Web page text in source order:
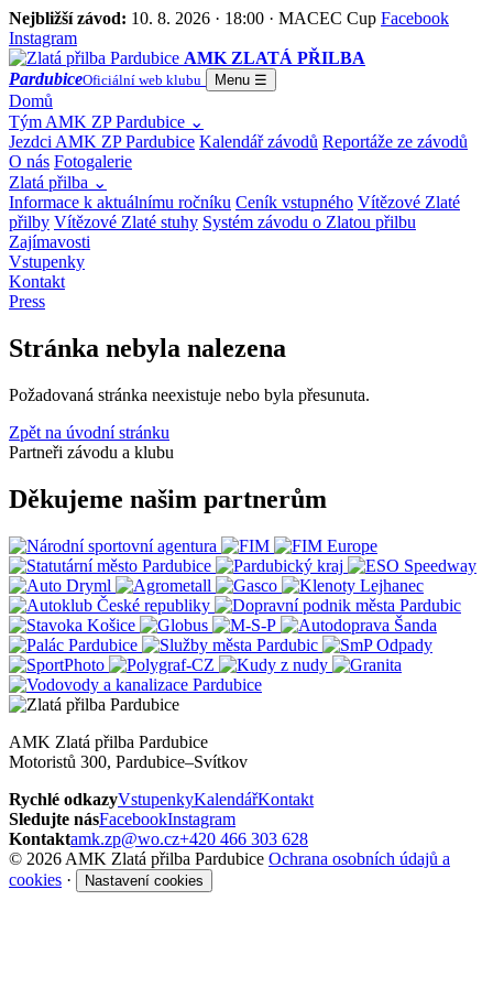
Nejbližší závod: 10. 8. 2026 · 18:00 · MACEC Cup Facebook
Instagram
AMK ZLATÁ PŘILBA
PardubiceOficiální web klubu Menu ☰
Domů
Tým AMK ZP Pardubice ⌄
Jezdci AMK ZP Pardubice Kalendář závodů Reportáže ze závodů
O nás Fotogalerie
Zlatá přilba ⌄
Informace k aktuálnímu ročníku Ceník vstupného Vítězové Zlaté
přilby Vítězové Zlaté stuhy Systém závodu o Zlatou přilbu
Zajímavosti
Vstupenky
Kontakt
Press
Stránka nebyla nalezena
Požadovaná stránka neexistuje nebo byla přesunuta.
Zpět na úvodní stránku
Partneři závodu a klubu
Děkujeme našim partnerům
AMK Zlatá přilba Pardubice
Motoristů 300, Pardubice–Svítkov
Rychlé odkazyVstupenkyKalendářKontakt
Sledujte násFacebookInstagram
Kontaktamk.zp@wo.cz+420 466 303 628
© 2026 AMK Zlatá přilba Pardubice Ochrana osobních údajů a
cookies · Nastavení cookies